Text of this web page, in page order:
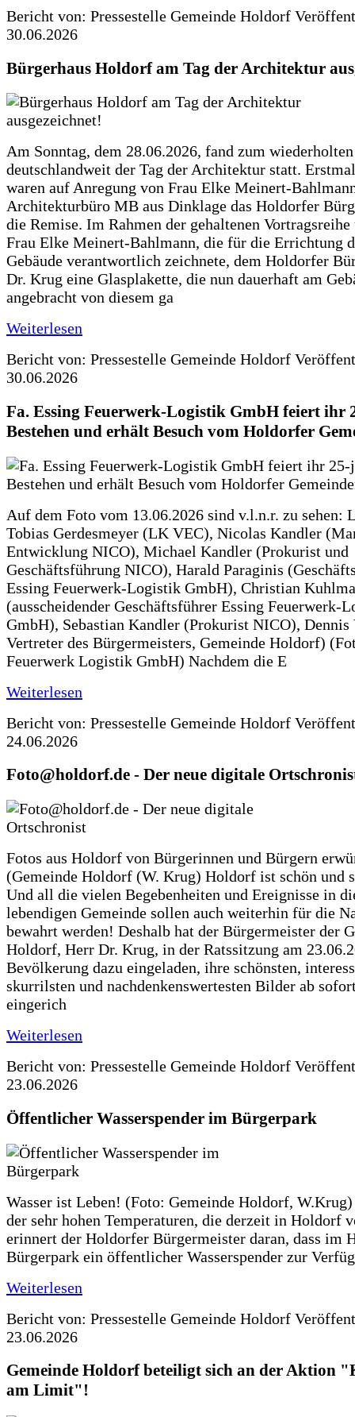
Bericht von: Pressestelle Gemeinde Holdorf
30.06.2026
Bürgerhaus Holdorf am Tag der Architektur
Am Sonntag, dem 28.06.2026, fand zum
deutschlandweit der Tag der Architektur statt.
waren auf Anregung von Frau Elke Meinert-
Architekturbüro MB aus Dinklage das Holdorfer
die Remise. Im Rahmen der gehaltenen
Frau Elke Meinert-Bahlmann, die für die Errichtung
Gebäude verantwortlich zeichnete, dem Holdorfer
Dr. Krug eine Glasplakette, die nun dauerhaft am
angebracht von diesem ga
Weiterlesen
Bericht von: Pressestelle Gemeinde Holdorf
30.06.2026
Fa. Essing Feuerwerk-Logistik GmbH feiert ihr
Bestehen und erhält Besuch vom Holdorfer
Auf dem Foto vom 13.06.2026 sind v.l.n.r. zu sehen:
Tobias Gerdesmeyer (LK VEC), Nicolas Kandler
Entwicklung NICO), Michael Kandler (Prokurist und
Geschäftsführung NICO), Harald Paraginis
Essing Feuerwerk-Logistik GmbH), Christian
(ausscheidender Geschäftsführer Essing Feuerwerk-
GmbH), Sebastian Kandler (Prokurist NICO),
Vertreter des Bürgermeisters, Gemeinde Holdorf)
Feuerwerk Logistik GmbH) Nachdem die E
Weiterlesen
Bericht von: Pressestelle Gemeinde Holdorf
24.06.2026
Foto@holdorf.de - Der neue digitale
Fotos aus Holdorf von Bürgerinnen und Bürgern
(Gemeinde Holdorf (W. Krug) Holdorf ist schön und
Und all die vielen Begebenheiten und Ereignisse in
lebendigen Gemeinde sollen auch weiterhin für die
bewahrt werden! Deshalb hat der Bürgermeister der
Holdorf, Herr Dr. Krug, in der Ratssitzung am
Bevölkerung dazu eingeladen, ihre schönsten,
skurrilsten und nachdenkenswertesten Bilder ab
eingerich
Weiterlesen
Bericht von: Pressestelle Gemeinde Holdorf
23.06.2026
Öffentlicher Wasserspender im Bürgerpark
Wasser ist Leben! (Foto: Gemeinde Holdorf,
der sehr hohen Temperaturen, die derzeit in Holdorf
erinnert der Holdorfer Bürgermeister daran, dass im
Bürgerpark ein öffentlicher Wasserspender zur
Weiterlesen
Bericht von: Pressestelle Gemeinde Holdorf
23.06.2026
Gemeinde Holdorf beteiligt sich an der Aktion
am Limit"!